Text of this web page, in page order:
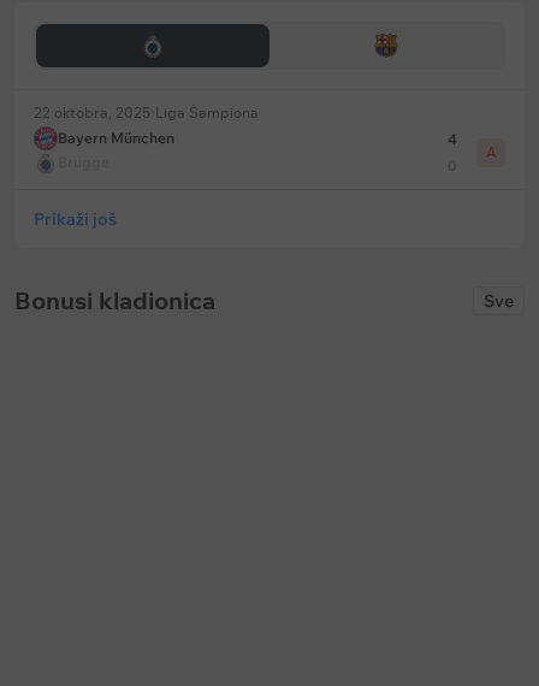
22 oktobra, 2025 Liga Šampiona
Bayern München
4
A
Prikaži još
Bonusi kladionica Sve